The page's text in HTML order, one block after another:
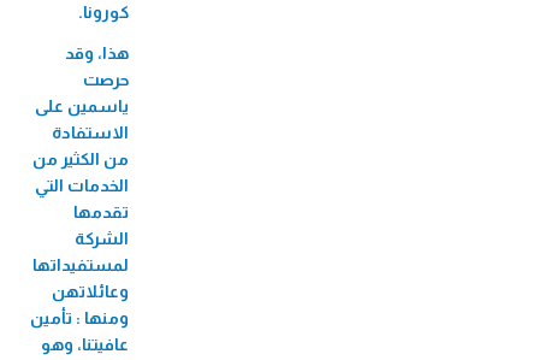
كورونا.
هذا، وقد
حرصت
ياسمين على
الاستفادة
من الكثير من
الخدمات التي
تقدمها
الشركة
لمستفيداتها
وعائلاتهن
ومنها : تأمين
عافيتنا، وهو